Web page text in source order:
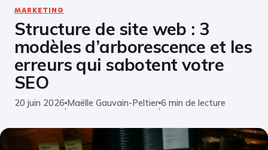
Business
Marketing
MARKETING
Structure de site web : 3
modèles d’arborescence et les
erreurs qui sabotent votre
SEO
20 juin 2026
·
Maëlle Gauvain-Peltier
·
6 min de lecture